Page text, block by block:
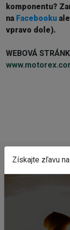
komponentu? Z
na Facebooku
vpravo dole).
WEBOVÁ
w
Získajte zľavu